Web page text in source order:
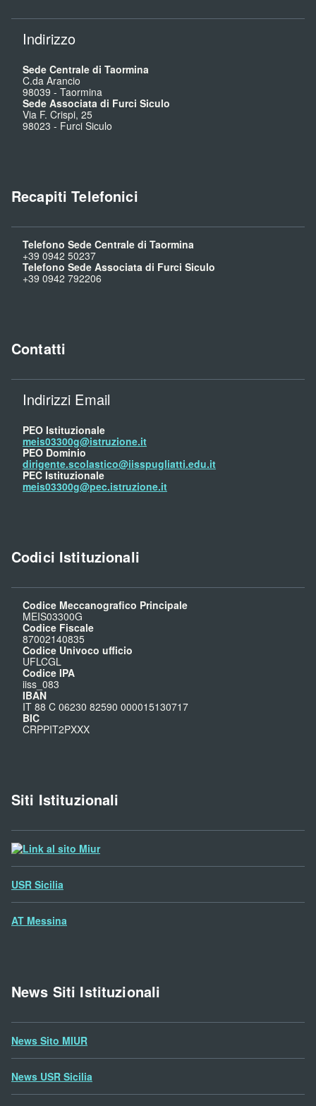
Indirizzo
Sede Centrale di Taormina
C.da Arancio
98039 - Taormina
Sede Associata di Furci Siculo
Via F. Crispi, 25
98023 - Furci Siculo
Recapiti Telefonici
Telefono Sede Centrale di Taormina
+39 0942 50237
Telefono Sede Associata di Furci Siculo
+39 0942 792206
Contatti
Indirizzi Email
PEO Istituzionale
meis03300g@istruzione.it
PEO Dominio
dirigente.scolastico@iisspugliatti.edu.it
PEC Istituzionale
meis03300g@pec.istruzione.it
Codici Istituzionali
Codice Meccanografico Principale
MEIS03300G
Codice Fiscale
87002140835
Codice Univoco ufficio
UFLCGL
Codice IPA
iiss_083
IBAN
IT 88 C 06230 82590 000015130717
BIC
CRPPIT2PXXX
Siti Istituzionali
Sito
USR Sicilia
AT Messina
News Siti Istituzionali
News Sito MIUR
News USR Sicilia